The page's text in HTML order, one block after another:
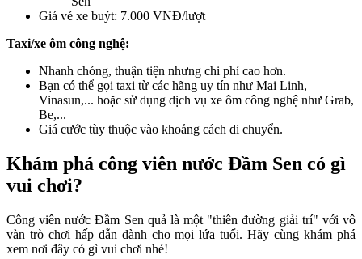
Giá vé xe buýt: 7.000 VNĐ/lượt
Taxi/xe ôm công nghệ:
Nhanh chóng, thuận tiện nhưng chi phí cao hơn.
Bạn có thể gọi taxi từ các hãng uy tín như Mai Linh,
Vinasun,... hoặc sử dụng dịch vụ xe ôm công nghệ như Grab,
Be,...
Giá cước tùy thuộc vào khoảng cách di chuyển.
Khám phá công viên nước Đầm Sen có gì
vui chơi?
Công viên nước Đầm Sen quả là một "thiên đường giải trí" với vô
vàn trò chơi hấp dẫn dành cho mọi lứa tuổi. Hãy cùng khám phá
xem nơi đây có gì vui chơi nhé!